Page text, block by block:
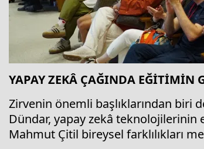
YAPAY ZEKÂ ÇAĞINDA EĞİTİMİN
Zirvenin önemli başlıklarından biri
Dündar, yapay zekâ teknolojilerinin
Mahmut Çitil bireysel farklılıkları